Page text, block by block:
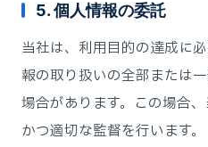
5. 個人情報の委託
当社は、利用目的の達成に
報の取り扱いの全部または
場合があります。この場合
かつ適切な監督を行います。